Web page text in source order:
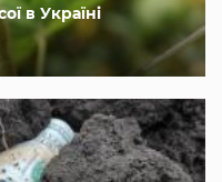
в Україні